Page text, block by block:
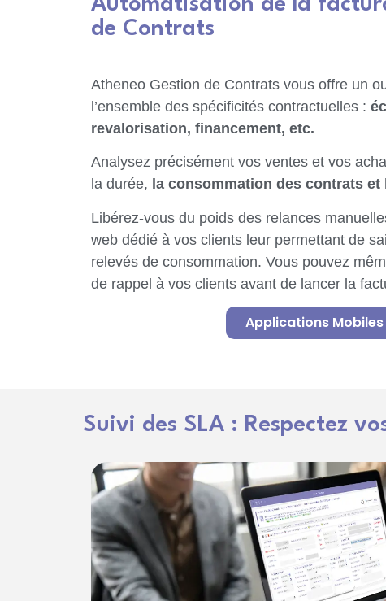
Automatisation de la
de Contrats
Atheneo Gestion de Contrats vous offre un
l’ensemble des spécificités contractuelles :
revalorisation, financement, etc.
Analysez précisément vos ventes et vos
la durée, la consommation des contrats et
Libérez-vous du poids des relances
web dédié à vos clients leur permettant de
relevés de consommation. Vous pouvez
de rappel à vos clients avant de lancer la
Applications Mobiles
Suivi des SLA : Respectez